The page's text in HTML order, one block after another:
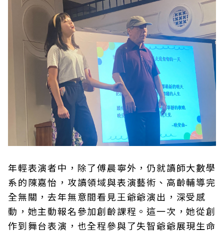
年輕表演者中，除了傅晨寧外，仍就讀師大數學
系的陳嘉怡，攻讀領域與表演藝術、高齡輔導完
全無關，去年無意間看見王爺爺演出，深受感
動，她主動報名參加創齡課程。這一次，她從創
作到舞台表演，也全程參與了失智爺爺展現生命